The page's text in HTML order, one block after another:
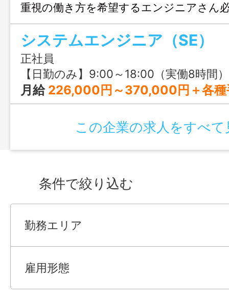
重視の働き方を希望するエンジニアさん
システムエンジニア（SE）
正社員
【日勤のみ】9:00～18:00（実働8時間）
月給 226,000円～370,000円＋各種手当 ※上記はあくまで最低保障です。 ※年齢・経
この企業の求人をすべて
条件で絞り込む
勤務エリア
雇用形態